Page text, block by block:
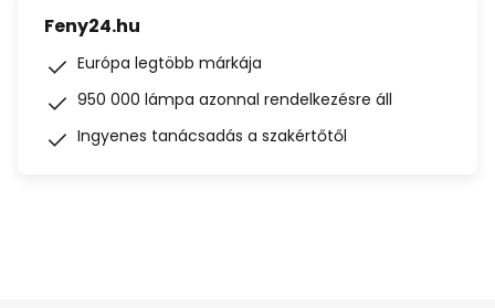
Feny24.hu
Európa legtöbb márkája
950 000 lámpa azonnal rendelkezésre áll
Ingyenes tanácsadás a szakértőtől